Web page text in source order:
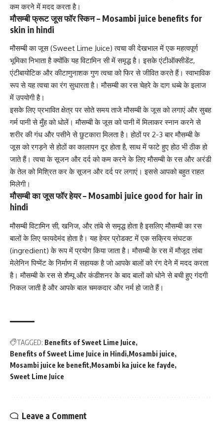
कम करने में मदद करता है।
मौसम्बी फ्रूट जूस फॉर स्किन – Mosambi juice benefits for
skin in hindi
मौसम्बी का जूस (Sweet Lime Juice)त्वचा की देखभालमें एक महत्वपूर्ण
भूमिका निभाता है क्योंकि यह विटामिन सी में समृद्ध है। इसके एंटीऑक्सीडेंट,
एंटीबायोटिक और कीटाणुनाशक गुण त्वचा को फिर से जीवित करते हैं। स्वाभाविक
रूप से यहत्वचा का रंगसुधारता है। मौसम्बी का रस चेहरे के दाग धब्बे के इलाज
में उपयोगी है।
इसके लिए प्रभावित क्षेत्र पर सोते समय ताजे मौसम्बी के जूस को लगाएं और सुबह
गर्म पानी से मुँह को धोलें। मौसम्बी के जूस को पानी में मिलाकर स्नान करने से
शरीर की गंध और पसीने से छुटकारा मिलता है। होठों पर 2-3 बार मौसम्बी के
जूस को रगड़ने से होठों का कालापन दूर होता है, साथ में फाटे हुए होठ भी ठीक हो
जाते हैं। त्वचा के सूजन और दर्द को कम करने के लिए मौसम्बी के रस और अरंडी
के तेल को मिश्रित कर के सूजन और दर्द पर लगाएं। इससे आपको बहुत राहत
मिलेगी।
मौसम्बी का जूस फॉर हेयर – Mosambi juice good for hair in
hindi
मौसम्बी विटामिन सी, खनिज, और तांबे से समृद्ध होता है इसलिए मौसम्बी का रस
बालों के लिए फायदेमंद होता है। यह हेयर प्रोडक्ट में एक सक्रियसंघटक
(ingredient) के रूप में प्रयोग किया जाता है। मौसम्बी के रस में मौजूद तांबा
मेलेनिन पिग्मेंट के निर्माण में सहायक है जो आपके बालों को रंग देने में मदद करता
है। मौसम्बी के रस से शैम्पू और कंडीशनर के बाद बालों को धोने से बची हुए गंदगी
निकल जाती है और आपके बाल चमकदार और नर्म हो जाते हैं।
TAGGED: Benefits of Sweet Lime Juice
Benefits of Sweet Lime Juice in Hindi Mosambi juice
Mosambi juice ke benefit Mosambi ka juice ke fayde
Sweet Lime Juice
Leave a Comment